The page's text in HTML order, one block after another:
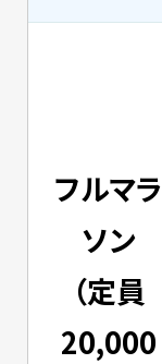
フルマラ
ソン
（定員
20,000